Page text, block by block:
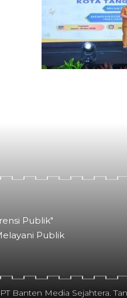
Publik"
Publik
Banten Media Sejahtera.